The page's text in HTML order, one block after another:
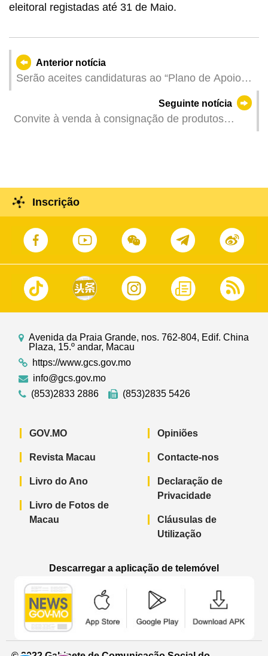
eleitoral registadas até 31 de Maio.
Anterior notícia
Serão aceites candidaturas ao “Plano de Apoio
Espectáculos Culturais de 2025”Seguinte notícia
Convite à venda à consignação de produtos
Inscrição
Avenida da Praia Grande, nos. 762-804, Edif. China
Plaza, 15.º andar, Macau
https://www.gcs.gov.mo
info@gcs.gov.mo
(853)2833 2886
(853)2835 5426
GOV.MO
Revista Macau
Livro do Ano
Livro de Fotos de
Macau
Opiniões
Contacte-nos
Declaração de
Privacidade
Cláusulas de
Utilização
Descarregar a aplicação de telemóvel